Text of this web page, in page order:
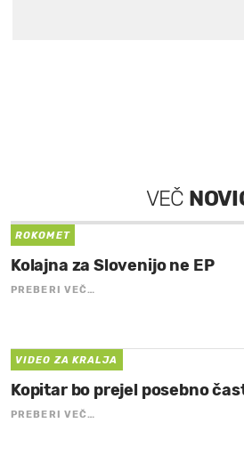
VEČ
ROKOMET
Kolajna za Slovenijo ne EP
PREBERI VEČ…
VIDEO ZA KRALJA
Kopitar bo prejel posebno
PREBERI VEČ…